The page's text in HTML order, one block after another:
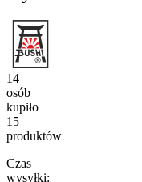
14
osób
kupiło
15
produktów
Czas
wysyłki: